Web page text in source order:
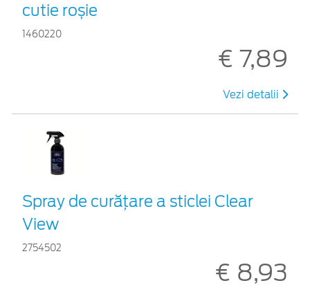
cutie roșie
1460220
€ 7,89
Vezi detalii
Spray de curățare a sticlei Clear
View
2754502
€ 8,93